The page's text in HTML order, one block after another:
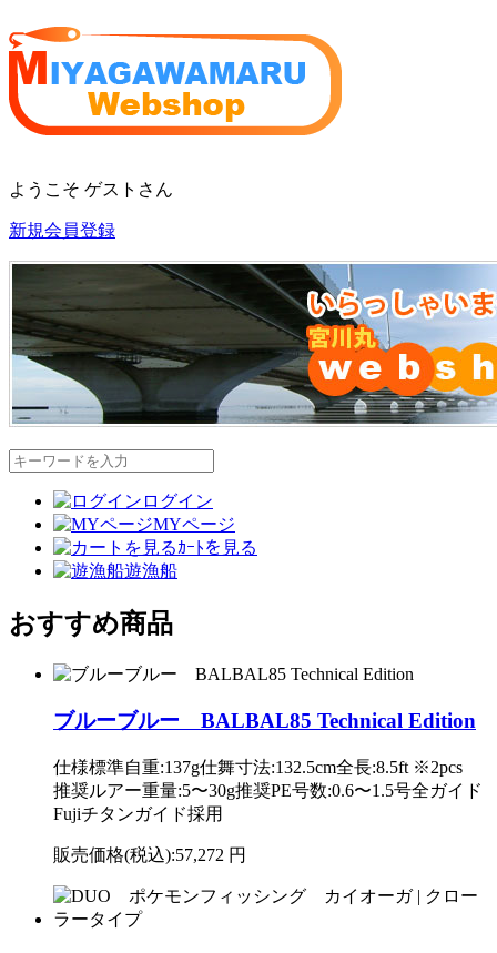
ようこそ ゲストさん
新規会員登録
ログイン
MYページ
ｶｰﾄを見る
遊漁船
おすすめ商品
ブルーブルー BALBAL85 Technical Edition
仕様標準自重:137g仕舞寸法:132.5cm全長:8.5ft ※2pcs
推奨ルアー重量:5〜30g推奨PE号数:0.6〜1.5号全ガイド
Fujiチタンガイド採用
販売価格(税込):57,272 円